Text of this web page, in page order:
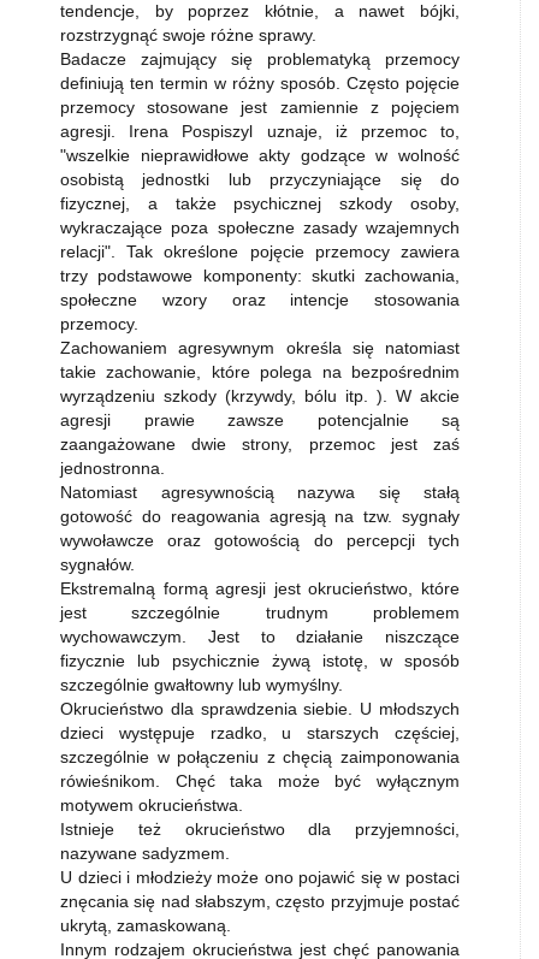
tendencje, by poprzez kłótnie, a nawet bójki,
rozstrzygnąć swoje różne sprawy.
Badacze zajmujący się problematyką przemocy
definiują ten termin w różny sposób. Często pojęcie
przemocy stosowane jest zamiennie z pojęciem
agresji. Irena Pospiszyl uznaje, iż przemoc to,
"wszelkie nieprawidłowe akty godzące w wolność
osobistą jednostki lub przyczyniające się do
fizycznej, a także psychicznej szkody osoby,
wykraczające poza społeczne zasady wzajemnych
relacji". Tak określone pojęcie przemocy zawiera
trzy podstawowe komponenty: skutki zachowania,
społeczne wzory oraz intencje stosowania
przemocy.
Zachowaniem agresywnym określa się natomiast
takie zachowanie, które polega na bezpośrednim
wyrządzeniu szkody (krzywdy, bólu itp. ). W akcie
agresji prawie zawsze potencjalnie są
zaangażowane dwie strony, przemoc jest zaś
jednostronna.
Natomiast agresywnością nazywa się stałą
gotowość do reagowania agresją na tzw. sygnały
wywoławcze oraz gotowością do percepcji tych
sygnałów.
Ekstremalną formą agresji jest okrucieństwo, które
jest szczególnie trudnym problemem
wychowawczym. Jest to działanie niszczące
fizycznie lub psychicznie żywą istotę, w sposób
szczególnie gwałtowny lub wymyślny.
Okrucieństwo dla sprawdzenia siebie. U młodszych
dzieci występuje rzadko, u starszych częściej,
szczególnie w połączeniu z chęcią zaimponowania
rówieśnikom. Chęć taka może być wyłącznym
motywem okrucieństwa.
Istnieje też okrucieństwo dla przyjemności,
nazywane sadyzmem.
U dzieci i młodzieży może ono pojawić się w postaci
znęcania się nad słabszym, często przyjmuje postać
ukrytą, zamaskowaną.
Innym rodzajem okrucieństwa jest chęć panowania